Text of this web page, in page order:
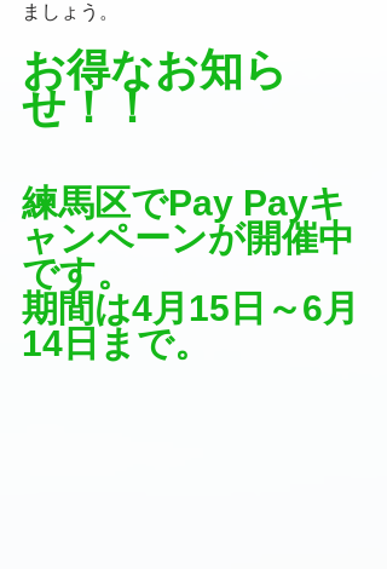
ましょう。
お得なお知ら
せ！！
練馬区でPay Payキ
ャンペーンが開催中
です。
期間は4月15日～6月
14日まで。